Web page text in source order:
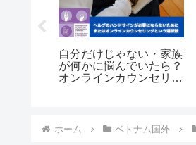
自分だけじゃない・家族
が何かに悩んでいたら？
オンラインカウンセリン
ホーム ベトナム国外